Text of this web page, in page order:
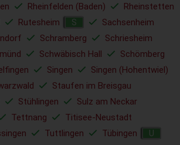
Rheinfelden (Baden)
Rheinstetten
Rutesheim S
Sachsenheim
Schramberg
Schriesheim
Schwäbisch Hall
Schömberg
Singen
Singen (Hohentwiel)
Staufen im Breisgau
Stühlingen
Sulz am Neckar
Tettnang
Titisee-Neustadt
Tuttlingen Tübingen U